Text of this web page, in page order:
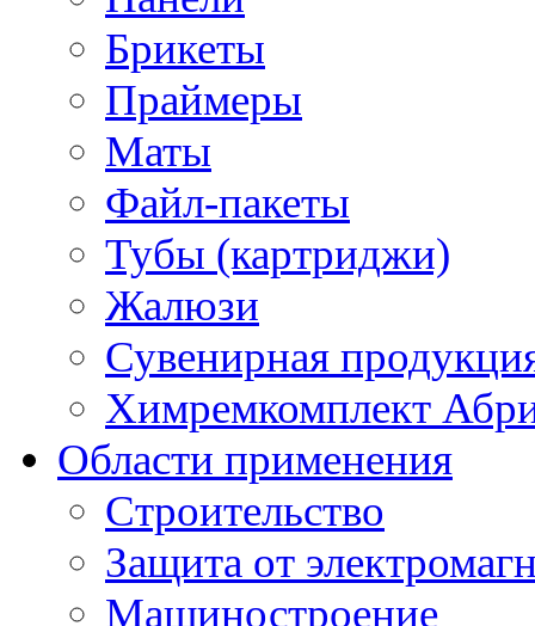
Брикеты
Праймеры
Маты
Файл-пакеты
Тубы (картриджи)
Жалюзи
Сувенирная
Химремкомплект
Области применения
Строительство
Защита от
Машиностроение